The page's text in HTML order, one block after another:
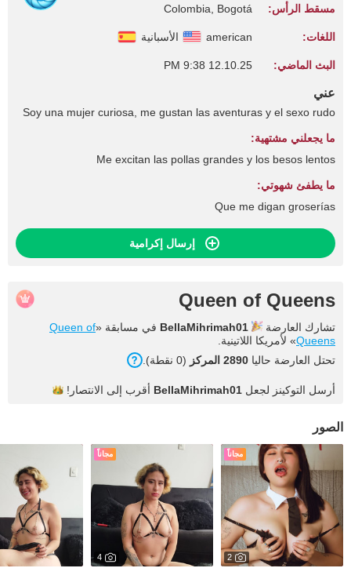
مسقط الرأس: Colombia, Bogotá
اللغات: american الأسبانية
البث الماضي: 12.10.25 9:38 PM
عني
Soy una mujer curiosa, me gustan las aventuras y el sexo rudo
ما يجعلني مشتهية:
Me excitan las pollas grandes y los besos lentos
ما يطفئ شهوتي:
Que me digan groserías
إرسال إكرامية
Queen of Queens
تشارك العارضة BellaMihrimah01 في مسابقة «Queen of
Queens» لأمريكا اللاتينية.
تحتل العارضة حاليا 2890 المركز (0 نقطة).
أرسل التوكينز لجعل BellaMihrimah01 أقرب إلى الانتصار!
الصور
مجاناً
2
مجاناً
4